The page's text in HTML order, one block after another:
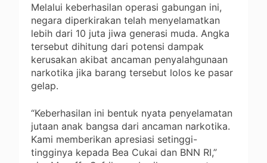
Melalui keberhasilan operasi gabungan ini,
negara diperkirakan telah menyelamatkan
lebih dari 10 juta jiwa generasi muda. Angka
tersebut dihitung dari potensi dampak
kerusakan akibat ancaman penyalahgunaan
narkotika jika barang tersebut lolos ke pasar
gelap.
“Keberhasilan ini bentuk nyata penyelamatan
jutaan anak bangsa dari ancaman narkotika.
Kami memberikan apresiasi setinggi-
tingginya kepada Bea Cukai dan BNN RI,”